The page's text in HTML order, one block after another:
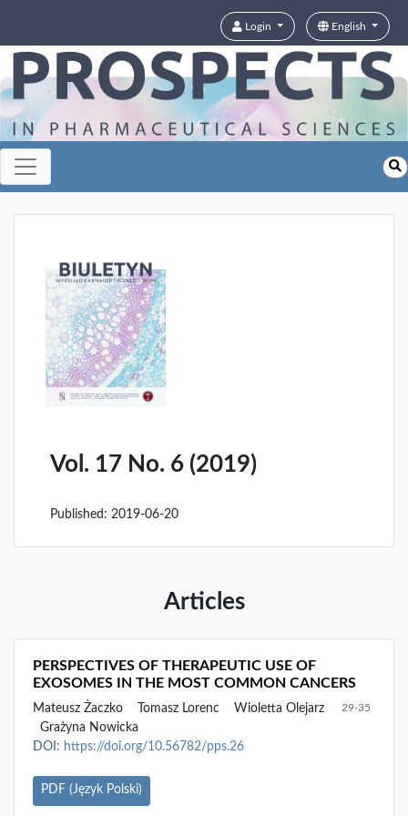
Login English
Vol. 17 No. 6 (2019)
Published: 2019-06-20
Articles
PERSPECTIVES OF THERAPEUTIC USE OF
EXOSOMES IN THE MOST COMMON CANCERS
Mateusz Żaczko Tomasz Lorenc
Wioletta Olejarz
Grażyna Nowicka
29-35
DOI: https://doi.org/10.56782/pps.26
PDF (Język Polski)